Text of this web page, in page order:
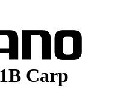
Carp